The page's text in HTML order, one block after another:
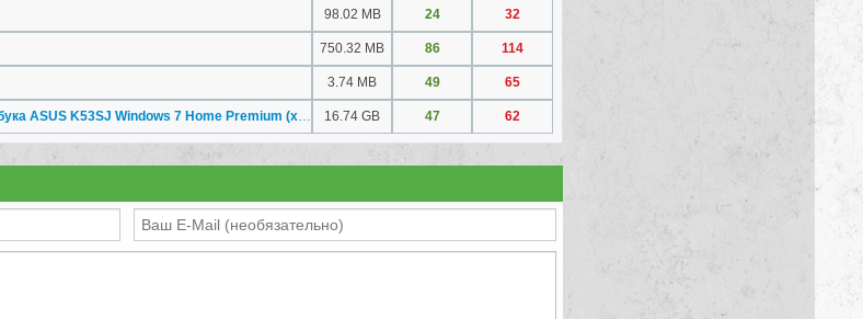
98.02 MB 24 32
750.32 MB 86 114
3.74 MB 49 65
Раздел восстановления (RECOVERY) ноутбука ASUS K53SJ Windows 7 Home Premium (x64) OA CIS and GE [Multi/Ru] 16.74 GB 47 62